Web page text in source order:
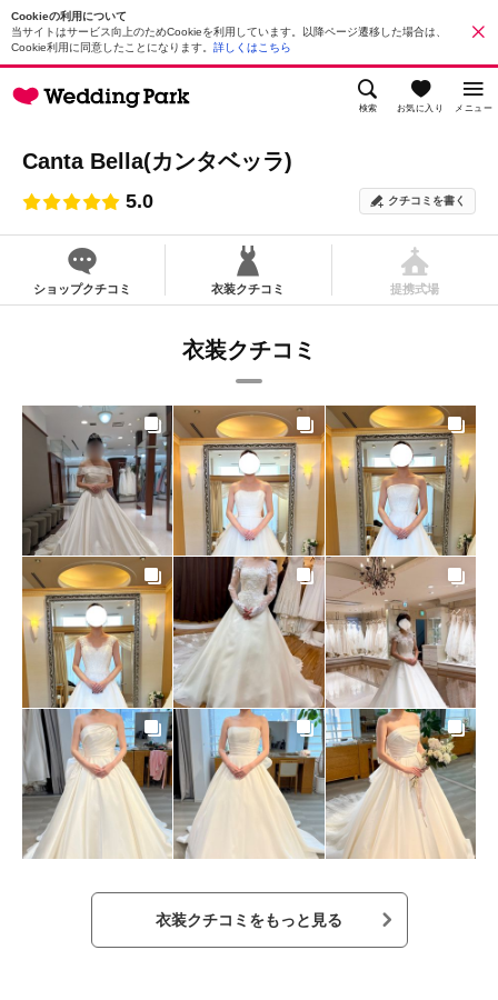
Cookieの利用について
当サイトはサービス向上のためCookieを利用しています。以降ページ遷移した場合は、
Cookie利用に同意したことになります。 詳しくはこちら
検索 お気に入り メニュー
Canta Bella(カンタベッラ)
5.0 クチコミを書く
ショップクチコミ 衣装クチコミ 提携式場
衣装クチコミ
衣装クチコミをもっと見る